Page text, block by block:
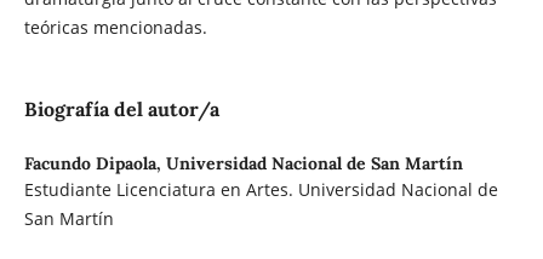
teóricas mencionadas.
Biografía del autor/a
Facundo Dipaola, Universidad Nacional de San Martín
Estudiante Licenciatura en Artes. Universidad Nacional de
San Martín